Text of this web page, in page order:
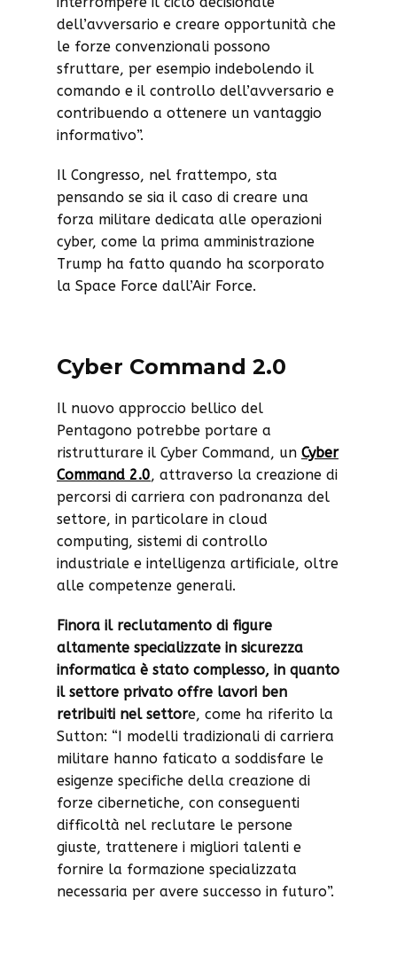
dell’avversario e creare opportunità che
le forze convenzionali possono
sfruttare, per esempio indebolendo il
comando e il controllo dell’avversario e
contribuendo a ottenere un vantaggio
informativo”.
Il Congresso, nel frattempo, sta
pensando se sia il caso di creare una
forza militare dedicata alle operazioni
cyber, come la prima amministrazione
Trump ha fatto quando ha scorporato
la Space Force dall’Air Force.
Cyber Command 2.0
Il nuovo approccio bellico del
Pentagono potrebbe portare a
ristrutturare il Cyber Command, un Cyber
Command 2.0, attraverso la creazione di
percorsi di carriera con padronanza del
settore, in particolare in cloud
computing, sistemi di controllo
industriale e intelligenza artificiale, oltre
alle competenze generali.
Finora il reclutamento di figure
altamente specializzate in sicurezza
informatica è stato complesso, in quanto
il settore privato offre lavori ben
retribuiti nel settore, come ha riferito la
Sutton: “I modelli tradizionali di carriera
militare hanno faticato a soddisfare le
esigenze specifiche della creazione di
forze cibernetiche, con conseguenti
difficoltà nel reclutare le persone
giuste, trattenere i migliori talenti e
fornire la formazione specializzata
necessaria per avere successo in futuro”.